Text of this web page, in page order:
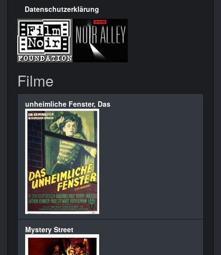
Datenschutzerklärung
Filme
unheimliche Fenster, Das
Mystery Street